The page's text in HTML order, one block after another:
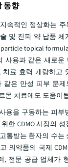
동향
속적인 정상화는
및 진피 약 납품 체
topical
사용과 같은 새로운
치료 효력 개량하고
같은 만성 피부 문
몬 치료에도 도움이
용을 구동하는 피부
한 CDMO 시장의
통받는 환자의 수는
의약품의 국제
, 전문 공급 업체가